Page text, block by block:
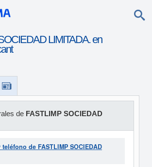
LIMITADA. en
de FASTLIMP SOCIEDAD
de FASTLIMP SOCIEDAD